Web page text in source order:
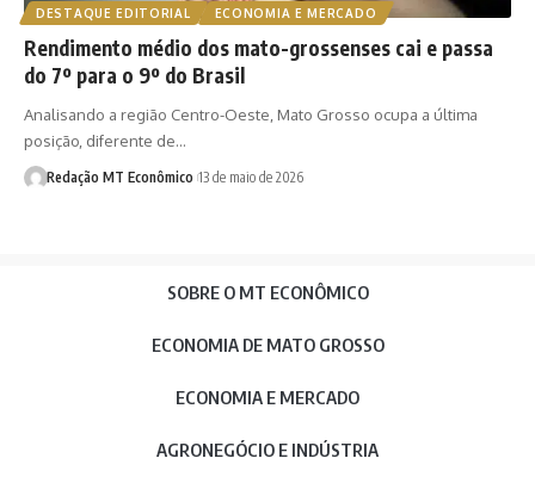
DESTAQUE EDITORIAL ECONOMIA E MERCADO
Rendimento médio dos mato-grossenses cai e passa
do 7º para o 9º do Brasil
Analisando a região Centro-Oeste, Mato Grosso ocupa a última
posição, diferente de…
Redação MT Econômico 13 de maio de 2026
SOBRE O MT ECONÔMICO
ECONOMIA DE MATO GROSSO
ECONOMIA E MERCADO
AGRONEGÓCIO E INDÚSTRIA